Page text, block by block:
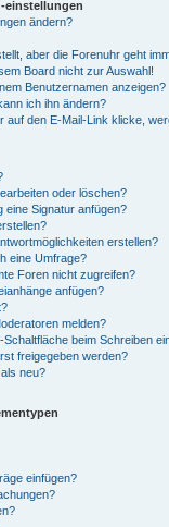
einstellungen
ändern?
aber die Forenuhr geht
Board nicht zur Auswahl!
Benutzernamen anzeigen?
ich ihn ändern?
auf den E-Mail-Link klicke,
oder löschen?
eine Signatur anfügen?
erstellen?
eine Umfrage?
Foren nicht zugreifen?
anfügen?
melden?
Schaltfläche beim Schreiben
freigegeben werden?
neu?
einfügen?